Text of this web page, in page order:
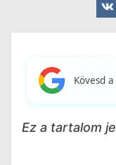
Kövesd
Ez a tartalom